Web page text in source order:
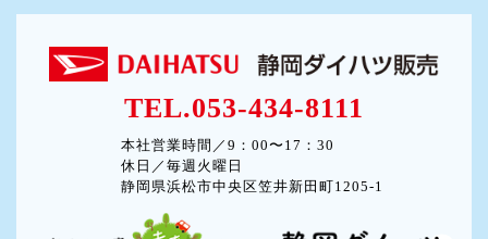
TEL.053-434-8111
本社営業時間／9：00〜17：30
休日／毎週火曜日
静岡県浜松市中央区笠井新田町1205-1